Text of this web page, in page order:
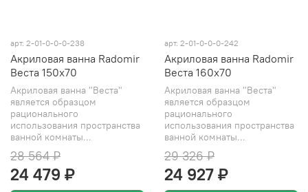
арт. 2-01-0-0-0-238
Акриловая ванна Radomir
Веста 150x70
Акриловая ванна "Веста"
является образцом
рационального
использования пространства
ванной комнаты...
28 564 ₽
24 479 ₽
арт. 2-01-0-0-0-242
Акриловая ванна Radomir
Веста 160x70
Акриловая ванна "Веста"
является образцом
рационального
использования пространства
ванной комнаты...
29 326 ₽
24 927 ₽